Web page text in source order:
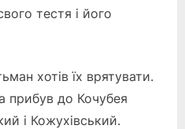
тестя і його
хотів їх врятувати.
прибув до Кочубея
і Кожухівський.